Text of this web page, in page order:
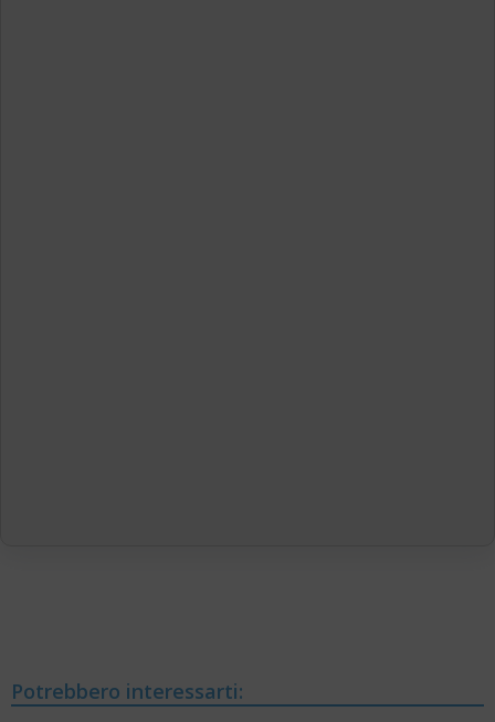
Potrebbero interessarti: